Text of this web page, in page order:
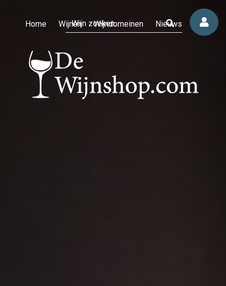
Home Wijnen Wijndomeinen Nieuws